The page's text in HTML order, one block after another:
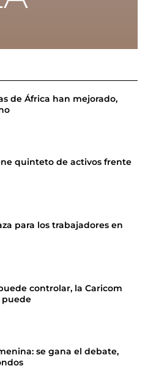
de África han mejorado,
quinteto de activos frente
para los trabajadores en
controlar, la Caricom
puede
se gana el debate,